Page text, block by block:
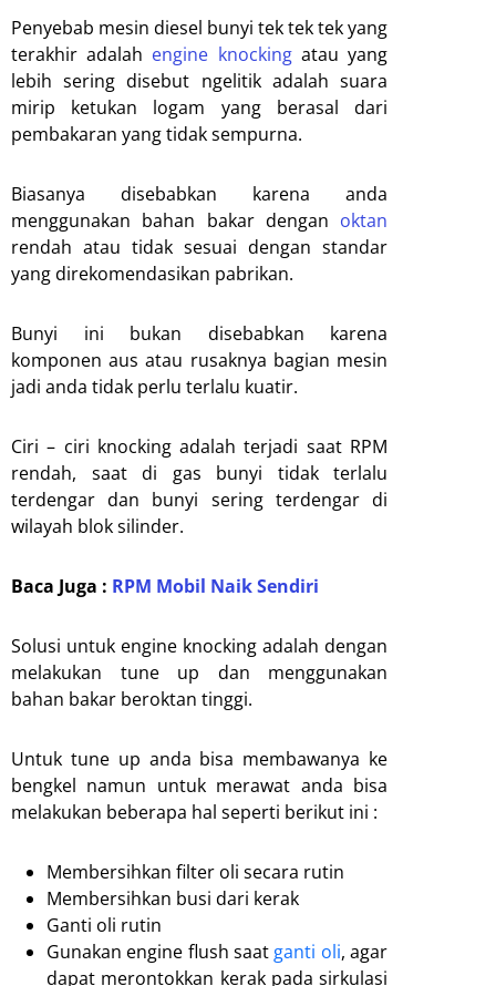
Penyebab mesin diesel bunyi tek tek tek yang
terakhir adalah engine knockingatau yang
lebih sering disebut ngelitik adalah suara
mirip ketukan logam yang berasal dari
pembakaran yang tidak sempurna.
Biasanya disebabkan karena anda
menggunakan bahan bakar dengan oktan
rendah atau tidak sesuai dengan standar
yang direkomendasikan pabrikan.
Bunyi ini bukan disebabkan karena
komponen aus atau rusaknya bagian mesin
jadi anda tidak perlu terlalu kuatir.
Ciri – ciri knocking adalah terjadi saat RPM
rendah, saat di gas bunyi tidak terlalu
terdengar dan bunyi sering terdengar di
wilayah blok silinder.
Baca Juga : RPM Mobil Naik Sendiri
Solusi untuk engine knocking adalah dengan
melakukan tune up dan menggunakan
bahan bakar beroktan tinggi.
Untuk tune up anda bisa membawanya ke
bengkel namun untuk merawat anda bisa
melakukan beberapa hal seperti berikut ini :
Membersihkan filter oli secara rutin
Membersihkan busi dari kerak
Ganti oli rutin
Gunakan engine flush saat ganti oli, agar
dapat merontokkan kerak pada sirkulasi